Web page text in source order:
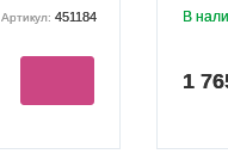
Артикул: 451184 В
1